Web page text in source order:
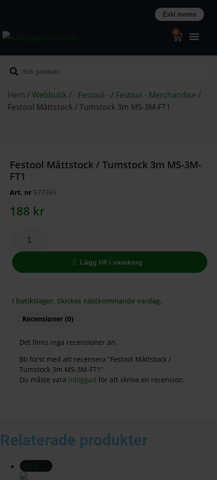
0
Hem /Webbutik/ - Festool -/ Festool - Merchandise /
Festool Måttstock / Tumstock 3m MS-3M-FT1
Festool Måttstock / Tumstock 3m MS-3M-
FT1
Art. nr 577369
188 kr
Lägg till i varukorg
I butikslager. Skickas nästkommande vardag.
Recensioner (0)
Det finns inga recensioner än.
Bli först med att recensera ”Festool Måttstock /
Tumstock 3m MS-3M-FT1”
Du måste vara inloggad för att skriva en recension.
Relaterade produkter
-25%